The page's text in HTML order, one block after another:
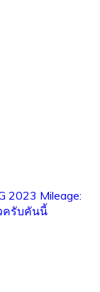
2023 Mileage:
ครับคันนี้